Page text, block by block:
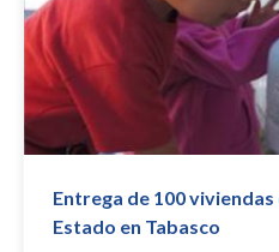
Entrega de 100
Estado en Tabasco